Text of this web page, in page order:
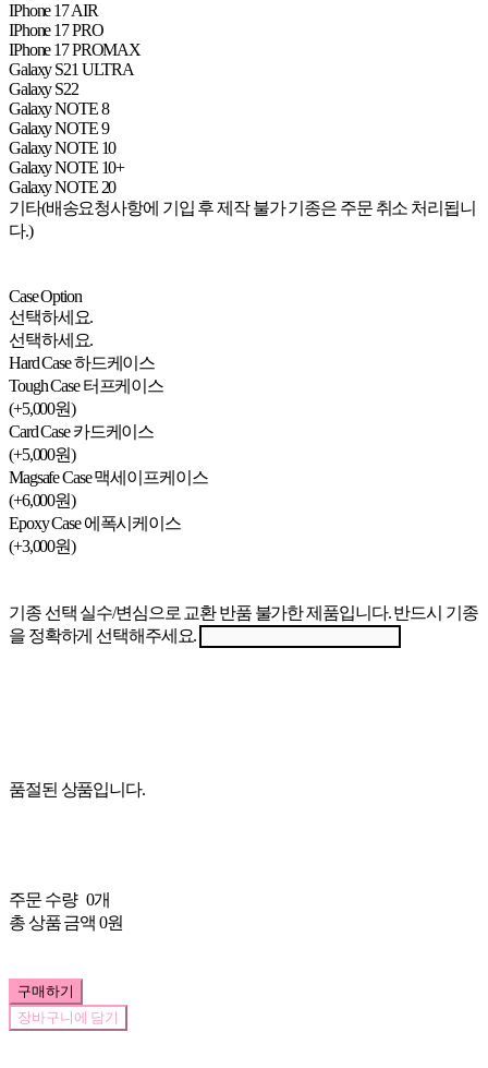
IPhone 17 AIR
IPhone 17 PRO
IPhone 17 PROMAX
Galaxy S21 ULTRA
Galaxy S22
Galaxy NOTE 8
Galaxy NOTE 9
Galaxy NOTE 10
Galaxy NOTE 10+
Galaxy NOTE 20
기타(배송요청사항에 기입 후 제작 불가 기종은 주문 취소 처리됩니
다.)
Case Option
선택하세요.
선택하세요.
Hard Case 하드케이스
Tough Case 터프케이스
(+5,000원)
Card Case 카드케이스
(+5,000원)
Magsafe Case 맥세이프케이스
(+6,000원)
Epoxy Case 에폭시케이스
(+3,000원)
기종 선택 실수/변심으로 교환 반품 불가한 제품입니다. 반드시 기종
을 정확하게 선택해주세요.
품절된 상품입니다.
주문 수량 0개
총 상품 금액 0원
구매하기
장바구니에 담기